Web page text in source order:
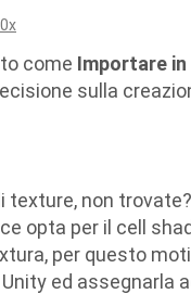
come Importare
sulla
texture, non
opta per il cell
per questo
ed assegnarla